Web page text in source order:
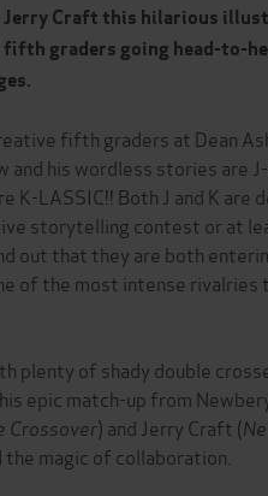
Jerry Craft this hilarious
graders going head-to-
fifth graders at Dean
and his wordless stories are
K-LASSIC!! Both J and K are
storytelling contest or at
out that they are both
of the most intense rivalries
plenty of shady double
epic match-up from
Crossover) and Jerry Craft (